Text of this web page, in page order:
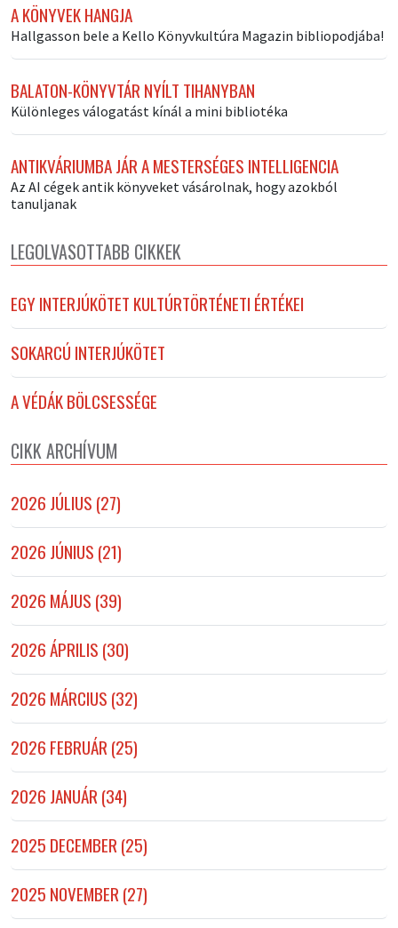
A KÖNYVEK HANGJA
Hallgasson bele a Kello Könyvkultúra Magazin bibliopodjába!
BALATON-KÖNYVTÁR NYÍLT TIHANYBAN
Különleges válogatást kínál a mini bibliotéka
ANTIKVÁRIUMBA JÁR A MESTERSÉGES INTELLIGENCIA
Az AI cégek antik könyveket vásárolnak, hogy azokból
tanuljanak
LEGOLVASOTTABB CIKKEK
EGY INTERJÚKÖTET KULTÚRTÖRTÉNETI ÉRTÉKEI
SOKARCÚ INTERJÚKÖTET
A VÉDÁK BÖLCSESSÉGE
CIKK ARCHÍVUM
2026 JÚLIUS (27)
2026 JÚNIUS (21)
2026 MÁJUS (39)
2026 ÁPRILIS (30)
2026 MÁRCIUS (32)
2026 FEBRUÁR (25)
2026 JANUÁR (34)
2025 DECEMBER (25)
2025 NOVEMBER (27)